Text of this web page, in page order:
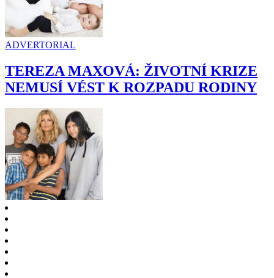
ADVERTORIAL
TEREZA MAXOVÁ: ŽIVOTNÍ KRIZE
NEMUSÍ VÉST K ROZPADU RODINY